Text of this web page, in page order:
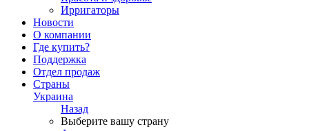
Ирригаторы
Новости
О компании
Где купить?
Поддержка
Отдел продаж
Страны
Украина
Назад
Выберите вашу страну